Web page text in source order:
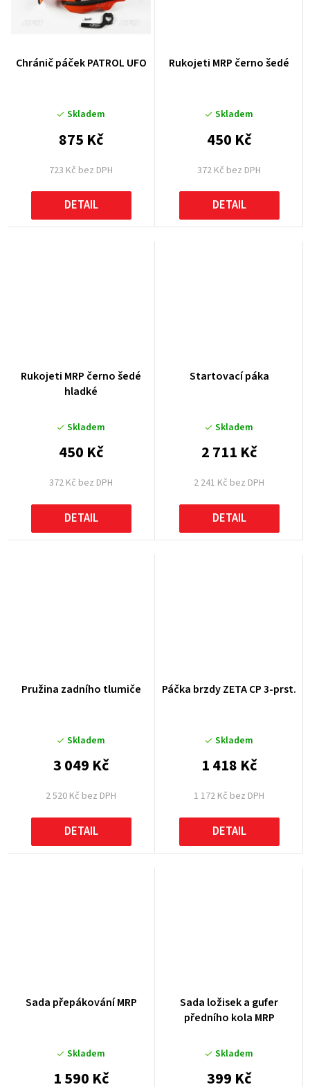
Chránič páček PATROL UFO
Skladem
723 Kč bez DPH
875 Kč
DETAIL
Rukojeti MRP černo šedé
Skladem
372 Kč bez DPH
450 Kč
DETAIL
Rukojeti MRP černo šedé
hladké
Skladem
372 Kč bez DPH
450 Kč
DETAIL
Startovací páka
Skladem
2 241 Kč bez DPH
2 711 Kč
DETAIL
Pružina zadního tlumiče
Skladem
2 520 Kč bez DPH
3 049 Kč
DETAIL
Páčka brzdy ZETA CP 3-prst.
Skladem
1 172 Kč bez DPH
1 418 Kč
DETAIL
Sada přepákování MRP
Skladem
1 590 Kč
Sada ložisek a gufer
předního kola MRP
Skladem
399 Kč